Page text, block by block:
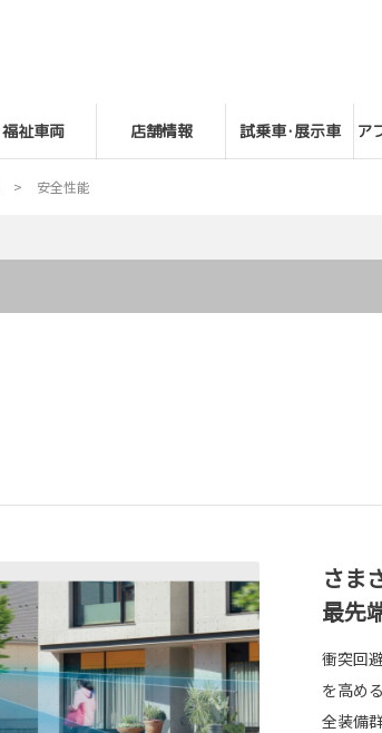
福祉車両 店舗情報 試乗車･展示車 ア
安全性能
さま
最先
衝突回
を高め
全装備